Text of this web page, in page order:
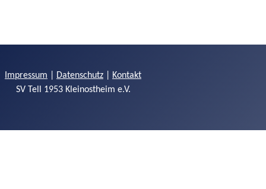
Impressum Datenschutz
Kontakt
SV Tell 1953 Kleinostheim e.V.